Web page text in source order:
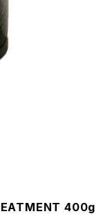
400g